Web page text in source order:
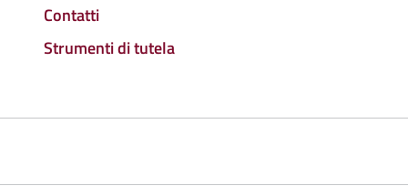
Contatti
Strumenti di tutela